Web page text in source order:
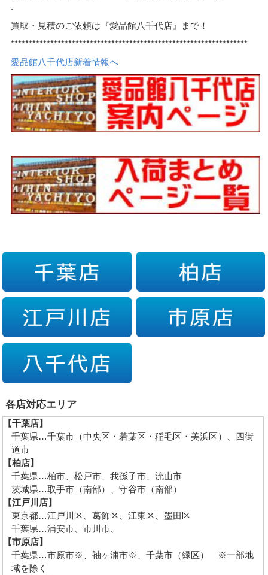
.
買取・見積のご依頼は『愛品館八千代店』まで！
******************************************************************
愛品館八千代店新着情報へ
各店対応エリア
【千葉店】
千葉県…千葉市（中央区・若葉区・稲毛区・美浜区）、四街
道市
【柏店】
千葉県…柏市、松戸市、我孫子市、流山市
茨城県…取手市（南部）、守谷市（南部）
【江戸川店】
東京都…江戸川区、葛飾区、江東区、墨田区
千葉県…浦安市、市川市、
【市原店】
千葉県…市原市※、袖ヶ浦市※、千葉市（緑区） ※一部地
域を除く